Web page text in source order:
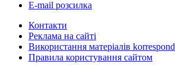
E-mail розсилка
Контакти
Реклама на сайті
Використання матеріалів
Правила користування сайтом